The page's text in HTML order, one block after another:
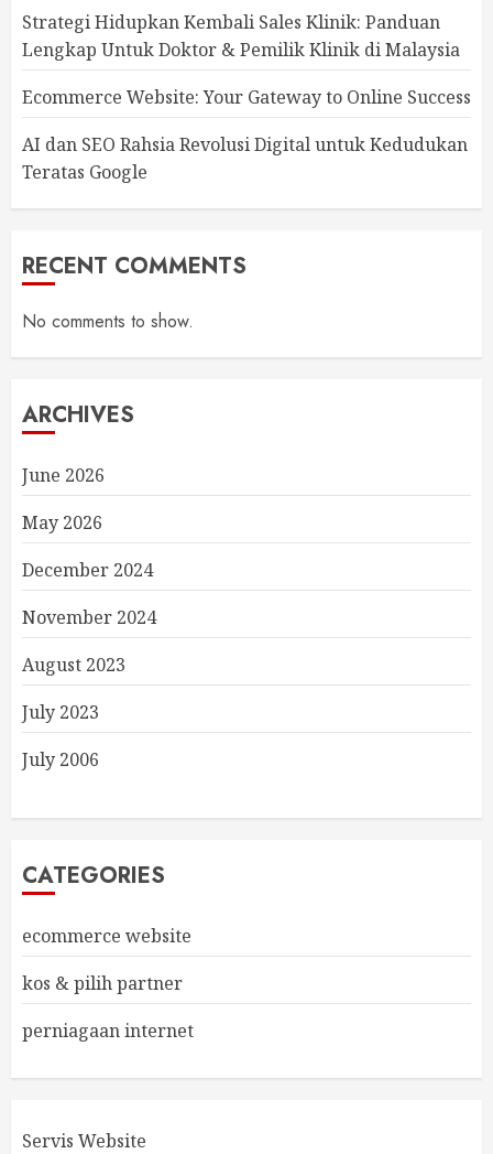
Strategi Hidupkan Kembali Sales Klinik: Panduan
Lengkap Untuk Doktor & Pemilik Klinik di Malaysia
Ecommerce Website: Your Gateway to Online Success
AI dan SEO Rahsia Revolusi Digital untuk Kedudukan
Teratas Google
RECENT COMMENTS
No comments to show.
ARCHIVES
June 2026
May 2026
December 2024
November 2024
August 2023
July 2023
July 2006
CATEGORIES
ecommerce website
kos & pilih partner
perniagaan internet
Servis Website